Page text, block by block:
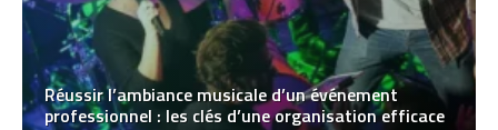
Réussir l’ambiance musicale d’un événement
professionnel : les clés d’une organisation efficace